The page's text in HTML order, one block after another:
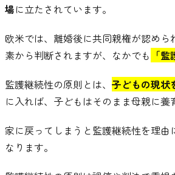
場に立たされています。
欧米では、 離婚後に共同親権が認めら
素から判断されますが、 なかでも 「
監護継続性の原則とは、 子どもの現状
に入れば、 子どもはそのまま母親に
家に戻ってしまうと監護継続性を理
なります。